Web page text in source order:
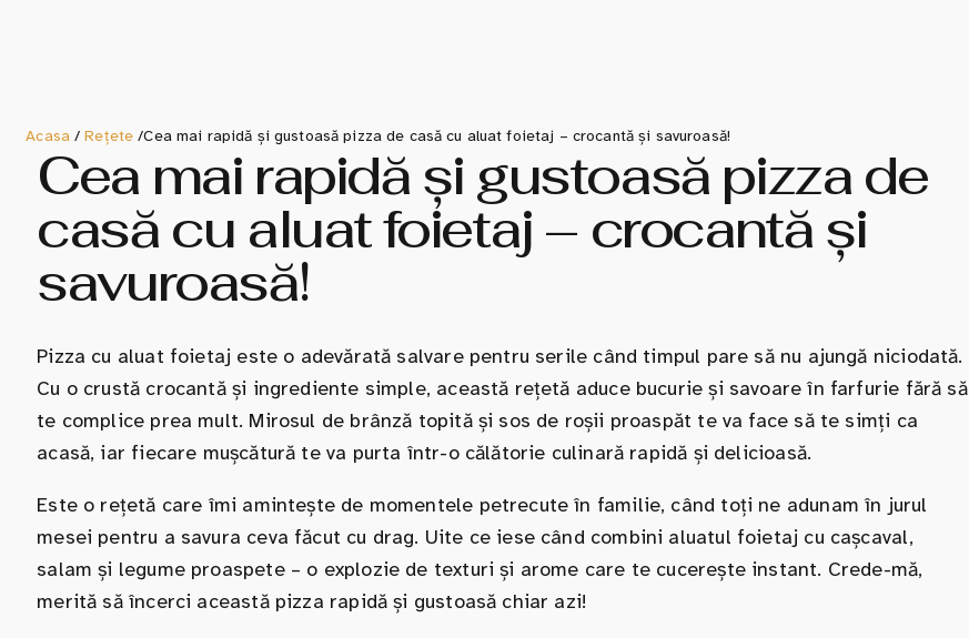
Acasa/Rețete /Cea mai rapidă și gustoasă pizza de casă cu aluat foietaj – crocantă și savuroasă!
Cea mai rapidă și gustoasă pizza de
casă cu aluat foietaj – crocantă și
savuroasă!
Pizza cu aluat foietaj este o adevărată salvare pentru serile când timpul pare să nu ajungă niciodată.
Cu o crustă crocantă și ingrediente simple, această rețetă aduce bucurie și savoare în farfurie fără să
te complice prea mult. Mirosul de brânză topită și sos de roșii proaspăt te va face să te simți ca
acasă, iar fiecare mușcătură te va purta într-o călătorie culinară rapidă și delicioasă.
Este o rețetă care îmi amintește de momentele petrecute în familie, când toți ne adunam în jurul
mesei pentru a savura ceva făcut cu drag. Uite ce iese când combini aluatul foietaj cu cașcaval,
salam și legume proaspete – o explozie de texturi și arome care te cucerește instant. Crede-mă,
merită să încerci această pizza rapidă și gustoasă chiar azi!